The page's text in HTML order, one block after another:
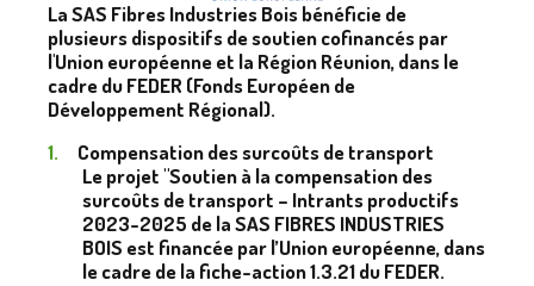
La SAS Fibres Industries Bois bénéficie de
plusieurs dispositifs de soutien cofinancés par
l'Union européenne et la Région Réunion, dans le
cadre du FEDER (Fonds Européen de
Développement Régional).
Compensation des surcoûts de transport
Le projet "Soutien à la compensation des
surcoûts de transport – Intrants productifs
2023-2025 de la SAS FIBRES INDUSTRIES
BOIS est financée par l’Union européenne, dans
le cadre de la fiche-action 1.3.21 du FEDER.